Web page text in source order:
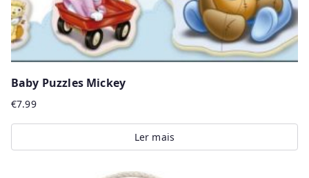
page
Baby Puzzles Mickey
€7.99
Ler mais